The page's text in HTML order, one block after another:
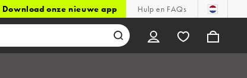
Download onze nieuwe app Hulp en FAQs